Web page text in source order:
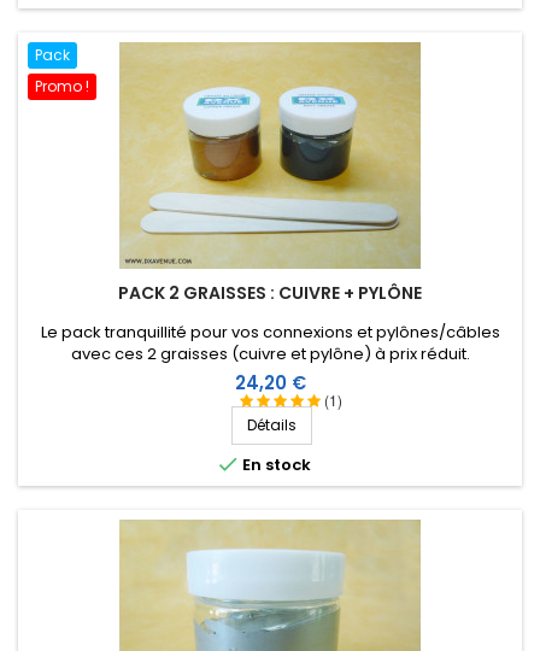
Pack
Promo !
PACK 2 GRAISSES : CUIVRE + PYLÔNE
(1)
Le pack tranquillité pour vos connexions et pylônes/câbles
avec ces 2 graisses (cuivre et pylône) à prix réduit.
Prix
24,20 €
Détails
 En stock